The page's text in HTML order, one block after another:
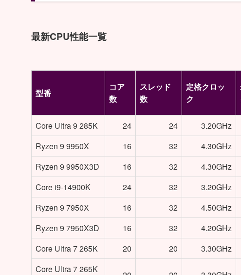
最新CPU性能一覧
型番
コア
数
スレッド
数
定格クロッ
ク
Core Ultra 9 285K 24 24 3.20GHz
Ryzen 9 9950X
16 32 4.30GHz
Ryzen 9 9950X3D
16 32 4.30GHz
Core i9-14900K
24 32 3.20GHz
Ryzen 9 7950X
16 32 4.50GHz
Ryzen 9 7950X3D
16 32 4.20GHz
Core Ultra 7 265K
20 20 3.30GHz
Core Ultra 7 265K